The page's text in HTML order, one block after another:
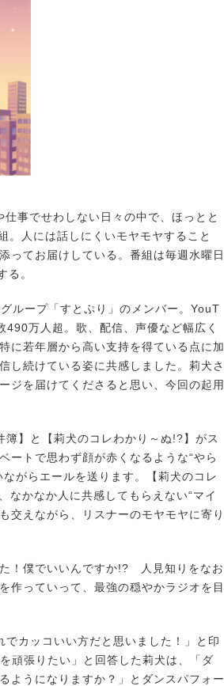
事でせわしない日々の中で、ほっとと
人には話しにくいモヤモヤすること
ってお届けしている。番組は毎週水曜日
る。
ループ「すとぷり」のメンバー。YouT
万人超。歌、配信、声優など幅広く
に若年層から高い支持を得ている点に加
し続けている姿に共感しました。莉犬さ
ジを届けてくださると思い、今回の起用
】と【莉犬のコレわかり～ぬ!?】がス
ートで思わず顔が赤くなるような“やら
がらエールを送ります。【莉犬のコレ
なかなか人に共感してもらえない“マイ
交えながら、リスナーのモヤモヤに寄り
！僕でいいんですか!? 人見知りをなお
作っていって、最強の穏やかラジオを目
カッコいい方だと思いました！」と印
頑張りたい」と回答した莉犬は、「ダ
ようになりますか？」とダンスパフォー